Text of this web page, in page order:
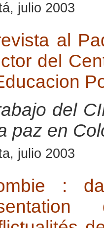
julio 2003
al
del
del
paz en
julio 2003
: